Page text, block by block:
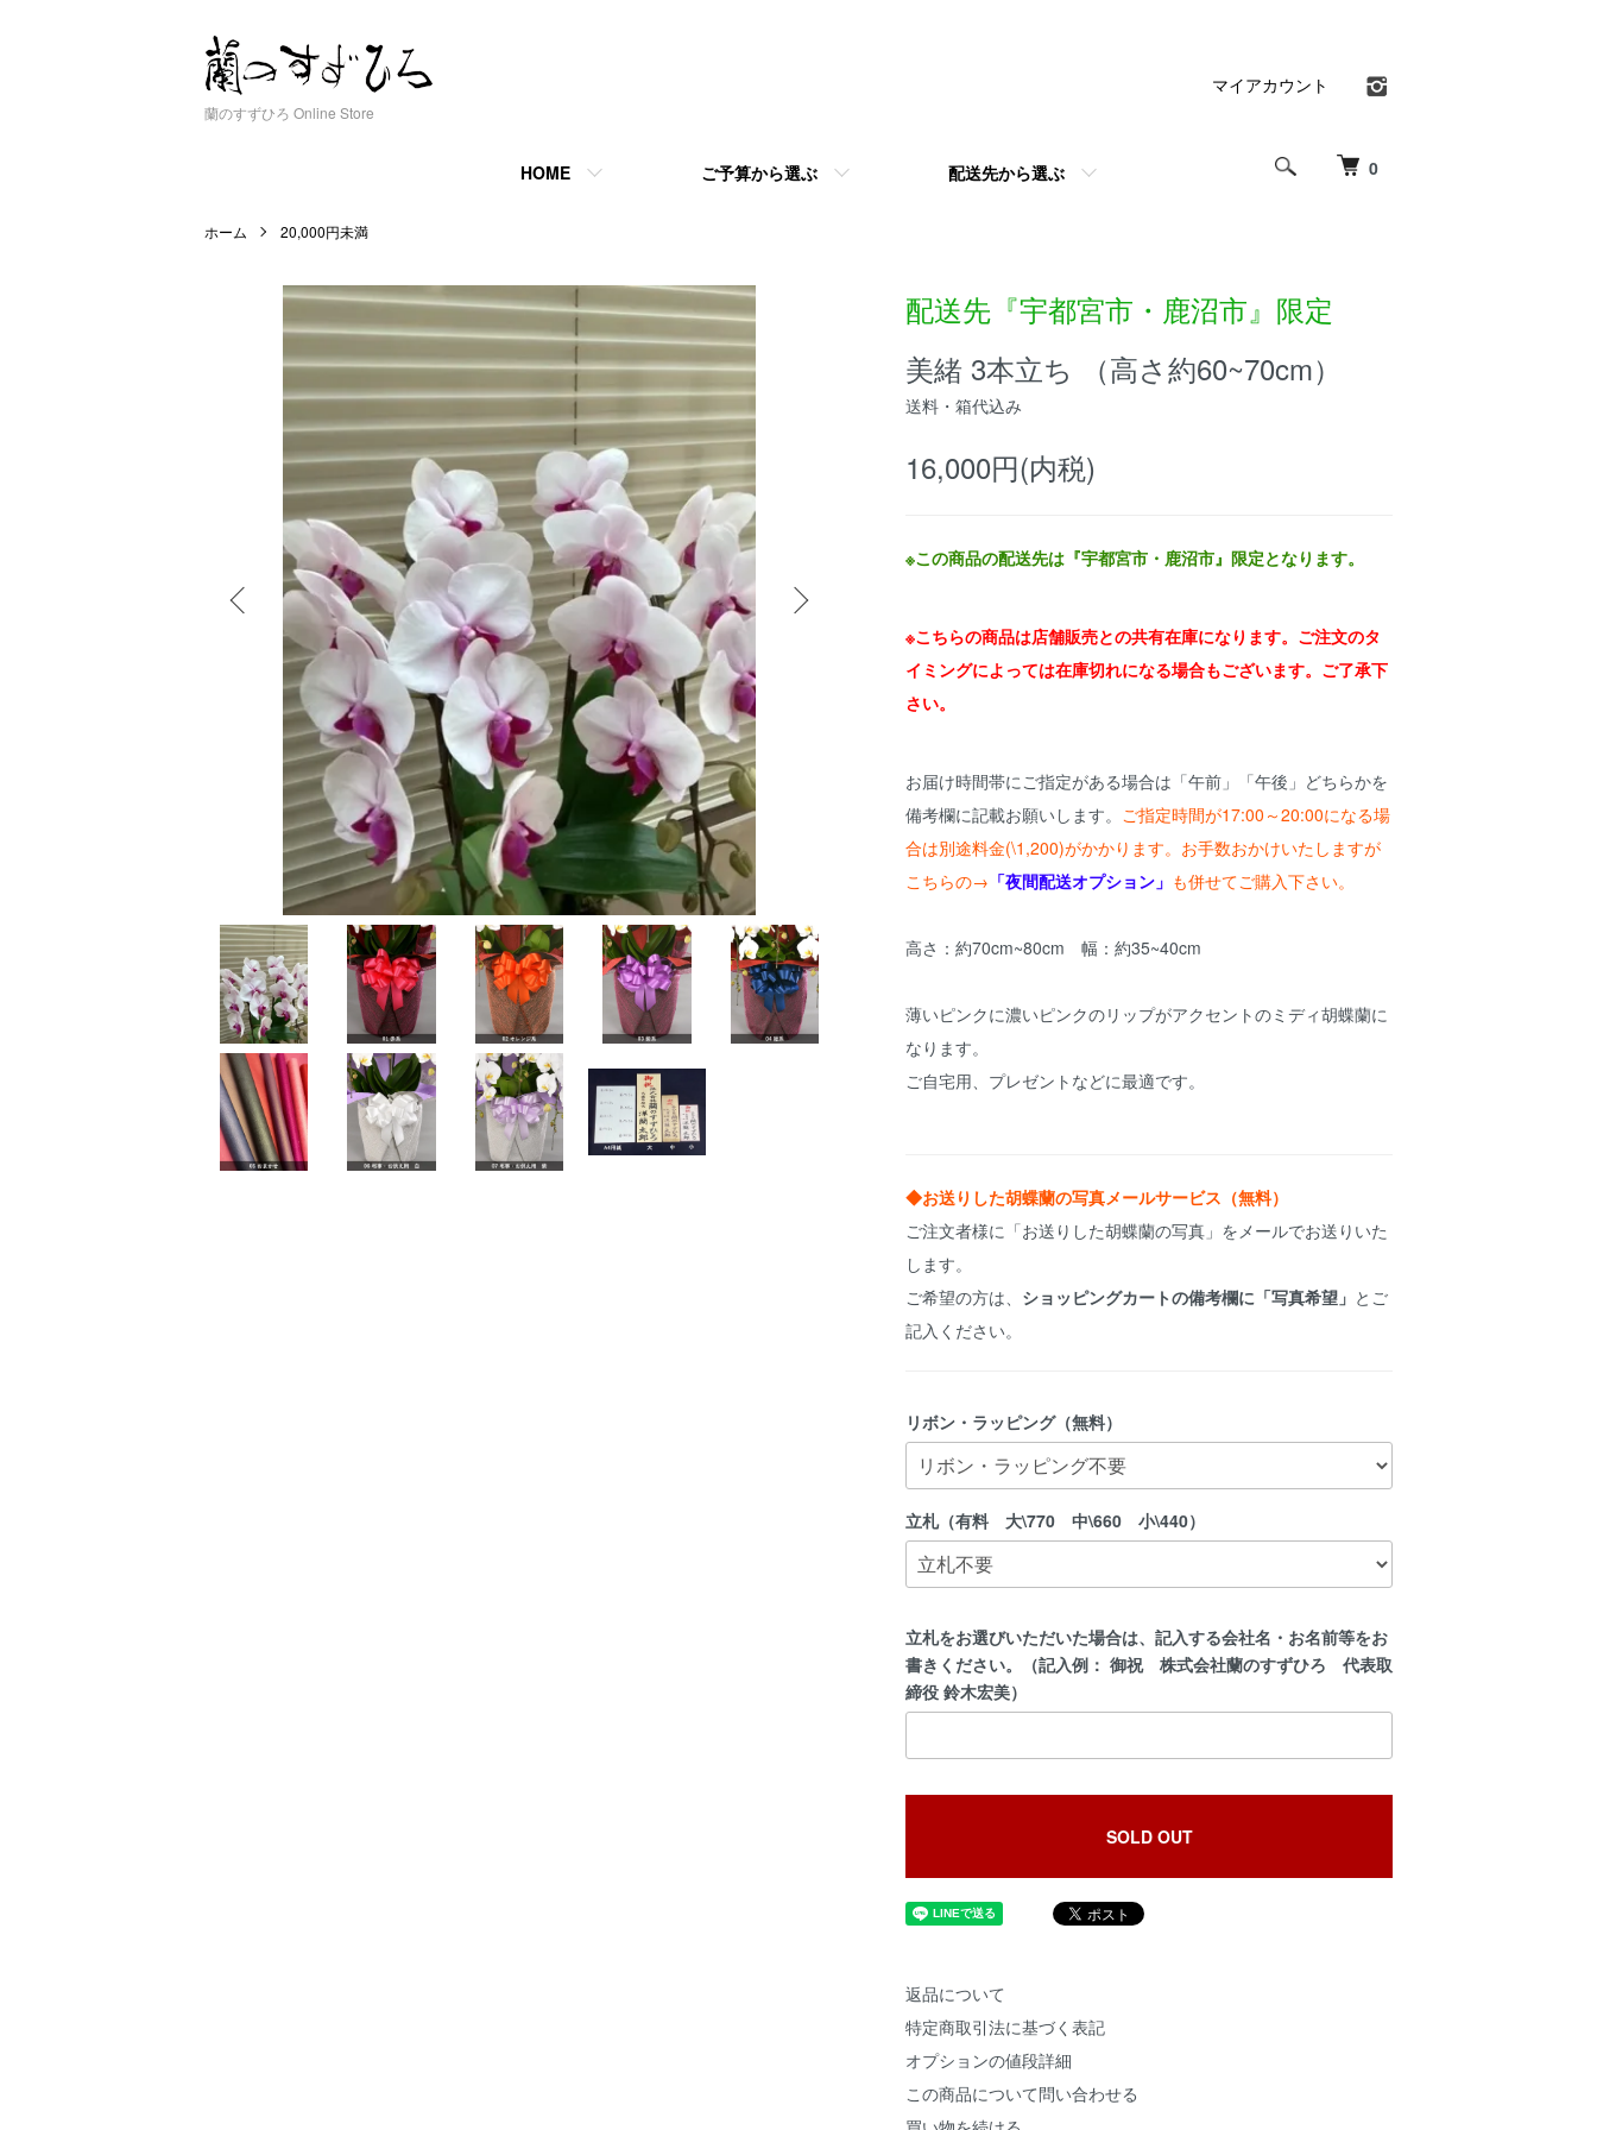
蘭のすずひろ Online Store
0
HOME ご予算から選ぶ 配送先から選ぶ
マイアカウント
ホーム 20,000円未満
配送先『宇都宮市・鹿沼市』限定
美緒 3本立ち （高さ約60~70cm）
送料・箱代込み
16,000円(内税)
※この商品の配送先は『宇都宮市・鹿沼市』限定となります。
※こちらの商品は店舗販売との共有在庫になります。ご注文のタ
イミングによっては在庫切れになる場合もございます。ご了承下
さい。
お届け時間帯にご指定がある場合は「午前」「午後」どちらかを
備考欄に記載お願いします。 ご指定時間が17:00～20:00になる場
合は別途料金(\1,200)がかかります。お手数おかけいたしますが
こちらの→ 「夜間配送オプション」 も併せてご購入下さい。
高さ：約70cm~80cm 幅：約35~40cm
薄いピンクに濃いピンクのリップがアクセントのミディ胡蝶蘭に
なります。
ご自宅用、プレゼントなどに最適です。
◆お送りした胡蝶蘭の写真メールサービス（無料）
ご注文者様に「お送りした胡蝶蘭の写真」をメールでお送りいた
します。
ご希望の方は、 ショッピングカートの備考欄に「写真希望」 とご
記入ください。
リボン・ラッピング（無料）
立札（有料 大\770 中\660 小\440）
立札をお選びいただいた場合は、記入する会社名・お名前等をお
書きください。（記入例： 御祝 株式会社蘭のすずひろ 代表取
締役 鈴木宏美）
SOLD OUT
返品について
特定商取引法に基づく表記
オプションの値段詳細
この商品について問い合わせる